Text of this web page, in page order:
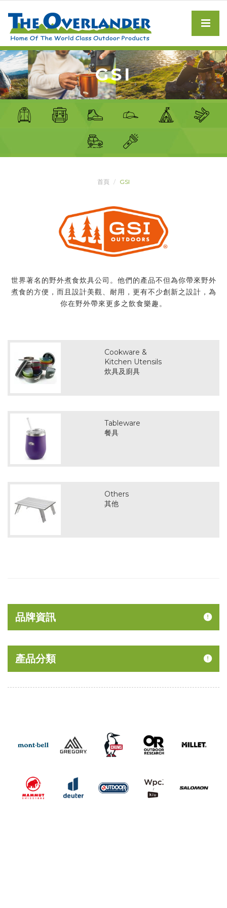
GSI
首頁 GSI
世界著名的野外煮食炊具公司。他們的產品不但為你帶來野外
煮食的方便，而且設計美觀、耐用，更有不少創新之設計，為
你在野外帶來更多之飲食樂趣。
Cookware &
Kitchen Utensils
炊具及廚具
Tableware
餐具
Others
其他
品牌資訊
產品分類